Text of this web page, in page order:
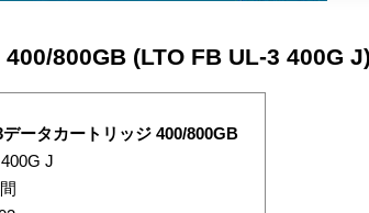
800GB (LTO FB UL-3 400G J)
ータカートリッジ 400/800GB
J